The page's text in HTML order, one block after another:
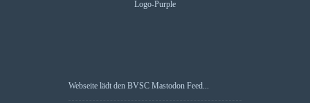
Webseite lädt den BVSC Mastodon Feed...